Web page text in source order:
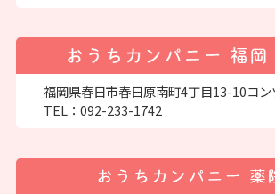
福岡県春日市春日原南町4丁目13-10コ
TEL： 092-233-1742